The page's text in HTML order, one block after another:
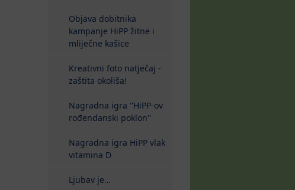
Objava dobitnika
kampanje HiPP žitne i
mliječne kašice
Kreativni foto natječaj -
zaštita okoliša!
Nagradna igra ''HiPP-ov
rođendanski poklon''
Nagradna igra HiPP vlak
vitamina D
Ljubav je…